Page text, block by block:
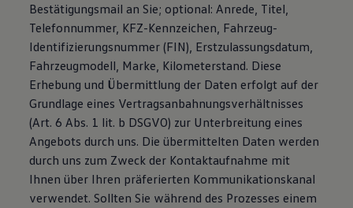
Bestätigungsmail an Sie; optional: Anrede, Titel,
Telefonnummer, KFZ-Kennzeichen, Fahrzeug-
Identifizierungsnummer (FIN), Erstzulassungsdatum,
Fahrzeugmodell, Marke, Kilometerstand. Diese
Erhebung und Übermittlung der Daten erfolgt auf der
Grundlage eines Vertragsanbahnungsverhältnisses
(Art. 6 Abs. 1 lit. b DSGVO) zur Unterbreitung eines
Angebots durch uns. Die übermittelten Daten werden
durch uns zum Zweck der Kontaktaufnahme mit
Ihnen über Ihren präferierten Kommunikationskanal
verwendet. Sollten Sie während des Prozesses einem